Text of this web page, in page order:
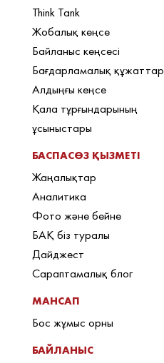
Think Tank
Жобалық кеңсе
Байланыс кеңсесі
Бағдарламалық құжаттар
Алдыңғы кеңсе
Қала тұрғындарының
ұсыныстары
БАСПАСӨЗ ҚЫЗМЕТІ
Жаңалықтар
Аналитика
Фото және бейне
БАҚ біз туралы
Дайджест
Сараптамалық блог
МАНСАП
Бос жұмыс орны
БАЙЛАНЫС